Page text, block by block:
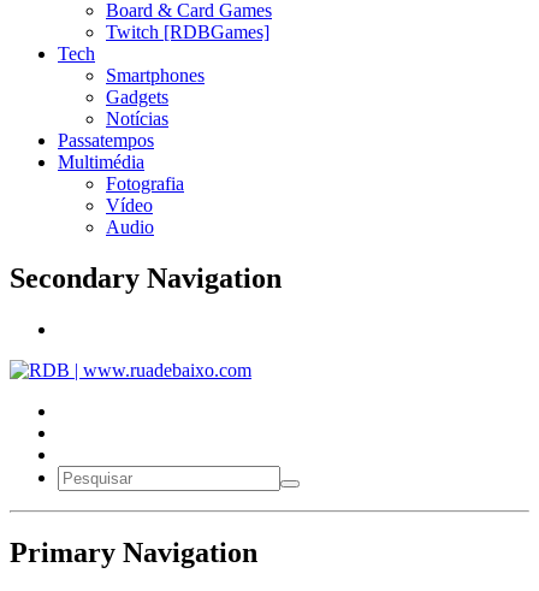
Board & Card Games
Twitch [RDBGames]
Tech
Smartphones
Gadgets
Notícias
Passatempos
Multimédia
Fotografia
Vídeo
Audio
Secondary Navigation
Primary Navigation